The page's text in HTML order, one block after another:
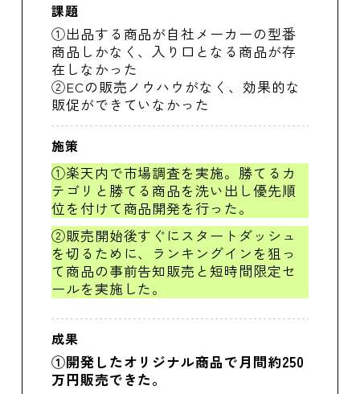
課題
①出品する商品が自社メーカーの型番
商品しかなく、入り口となる商品が存
在しなかった
②ECの販売ノウハウがなく、効果的な
販促ができていなかった
施策
①楽天内で市場調査を実施。勝てるカ
テゴリと勝てる商品を洗い出し優先順
位を付けて商品開発を行った。
②販売開始後すぐにスタートダッシュ
を切るために、ランキングインを狙っ
て商品の事前告知販売と短時間限定セ
ールを実施した。
成果
①開発したオリジナル商品で月間約250
万円販売できた。